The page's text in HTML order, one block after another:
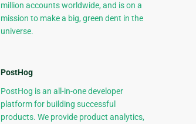
million accounts worldwide, and is on a
mission to make a big, green dent in the
universe.
PostHog
PostHog is an all-in-one developer
platform for building successful
products. We provide product analytics,